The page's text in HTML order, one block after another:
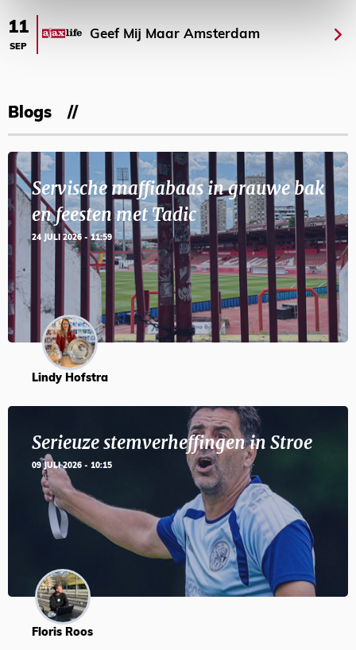
11
SEP
Geef Mij Maar Amsterdam
Blogs
Servische maffiabaas in grauwe bak
en feesten met Tadic
24 JULI 2026 - 11:59
Lindy Hofstra
Serieuze stemverheffingen in Stroe
09 JULI 2026 - 10:15
Floris Roos